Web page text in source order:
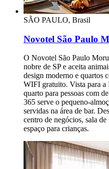
SÃO PAULO, Brasil
Novotel São Paulo
O Novotel São Paulo
nobre de SP e aceita
design moderno e quartos
WIFI gratuito. Vista para a
quarto para pessoas com
365 serve o pequeno-
servidas na área de bar.
centro de negócios, sala
espaço para crianças.